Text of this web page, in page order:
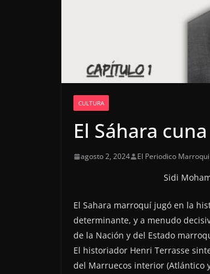
CULTURA
El Sáhara
agosto 2, 2024 El Periodico Marroqui
Sidi
El Sahara marroquí jugó en la
determinante, y a menudo
de la Nación y del Estado
El historiador Henri Terrasse
del Marruecos interior (Atlántico